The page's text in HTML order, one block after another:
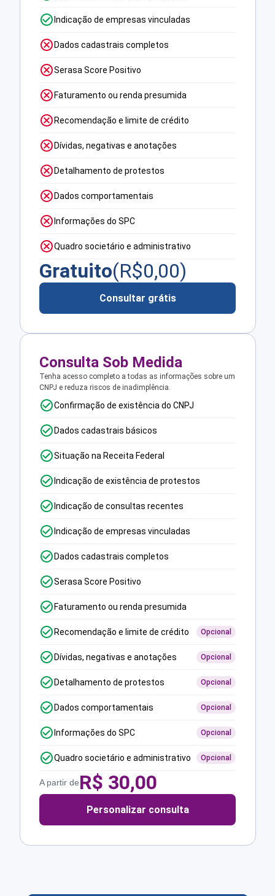
Indicação de empresas vinculadas
Dados cadastrais completos
Serasa Score Positivo
Faturamento ou renda presumida
Recomendação e limite de crédito
Dívidas, negativas e anotações
Detalhamento de protestos
Dados comportamentais
Informações do SPC
Quadro societário e administrativo
Gratuito(R$0,00)
Consultar grátis
Consulta Sob Medida
Tenha acesso completo a todas as informações sobre um
CNPJ e reduza riscos de inadimplência.
Confirmação de existência do CNPJ
Dados cadastrais básicos
Situação na Receita Federal
Indicação de existência de protestos
Indicação de consultas recentes
Indicação de empresas vinculadas
Dados cadastrais completos
Serasa Score Positivo
Faturamento ou renda presumida
Recomendação e limite de crédito Opcional
Dívidas, negativas e anotações Opcional
Detalhamento de protestos Opcional
Dados comportamentais Opcional
Informações do SPC Opcional
Quadro societário e administrativo Opcional
A partir deR$ 30,00
Personalizar consulta